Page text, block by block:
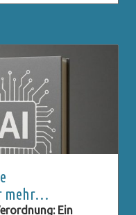
mehr
Ein